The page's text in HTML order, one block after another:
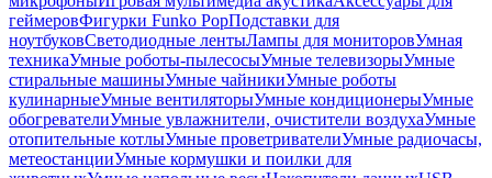
геймеровФигурки Funko PopПодставки для
ноутбуковСветодиодные лентыЛампы для мониторовУмная
техникаУмные роботы-пылесосыУмные телевизорыУмные
стиральные машиныУмные чайникиУмные роботы
кулинарныеУмные вентиляторыУмные кондиционерыУмные
обогревателиУмные увлажнители, очистители воздухаУмные
отопительные котлыУмные проветривателиУмные радиочасы,
метеостанцииУмные кормушки и поилки для